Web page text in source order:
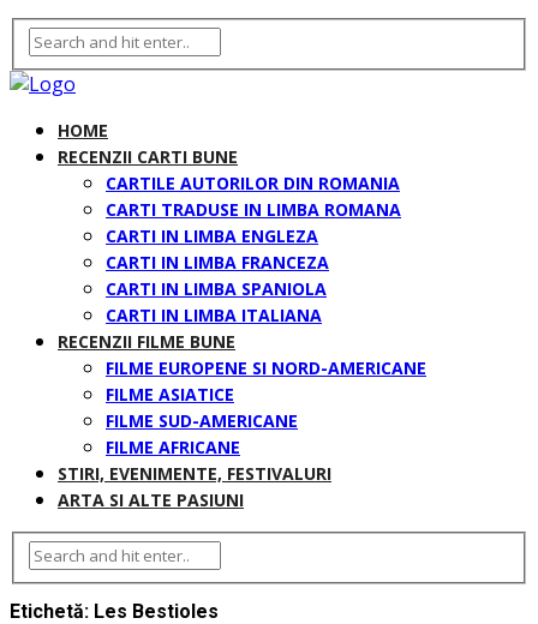
HOME
RECENZII CARTI BUNE
CARTILE AUTORILOR DIN ROMANIA
CARTI TRADUSE IN LIMBA ROMANA
CARTI IN LIMBA ENGLEZA
CARTI IN LIMBA FRANCEZA
CARTI IN LIMBA SPANIOLA
CARTI IN LIMBA ITALIANA
RECENZII FILME BUNE
FILME EUROPENE SI NORD-AMERICANE
FILME ASIATICE
FILME SUD-AMERICANE
FILME AFRICANE
STIRI, EVENIMENTE, FESTIVALURI
ARTA SI ALTE PASIUNI
Etichetă: Les Bestioles